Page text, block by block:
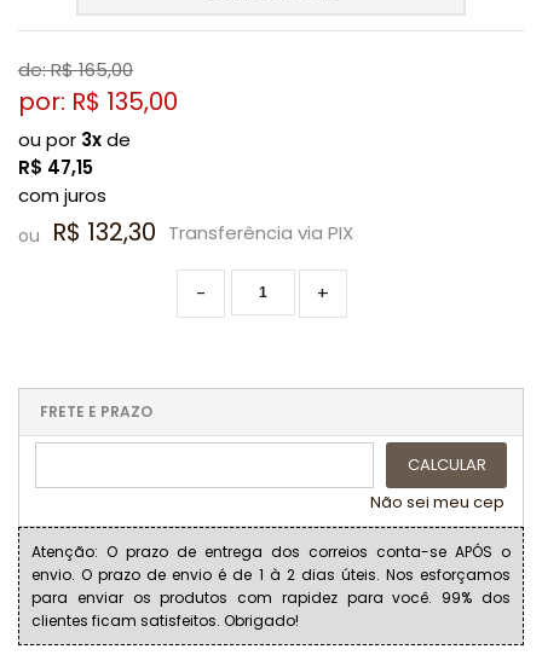
de: R$165,00
por: R$ 135,00
ou por 3xde
R$ 47,15
com juros
ou R$ 132,30 Transferência via PIX
+
-
FRETE E PRAZO
CALCULAR
Não sei meu cep
Atenção: O prazo de entrega dos correios conta-se APÓS o
envio. O prazo de envio é de 1 à 2 dias úteis. Nos esforçamos
para enviar os produtos com rapidez para você. 99% dos
clientes ficam satisfeitos. Obrigado!